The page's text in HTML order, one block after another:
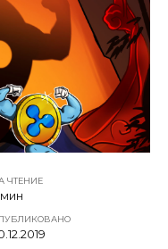
ЧТЕНИЕ